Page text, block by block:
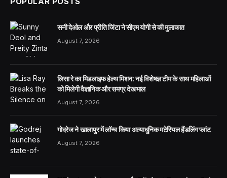
सनी देओल और प्रीति जिंटा ने सीएम योगी से की मुलाकात
August 7, 2026
लिसा रे का मिडलाइफ हेल्थ मिशन: नई विशेषज्ञ टीम के साथ महिलाओं
को मिलेगी वैज्ञानिक और समग्र देखभाल
August 7, 2026
गोदरेज ने खालापुर में लॉन्च किया अत्याधुनिक मटेरियल हैंडलिंग प्लांट
August 7, 2026